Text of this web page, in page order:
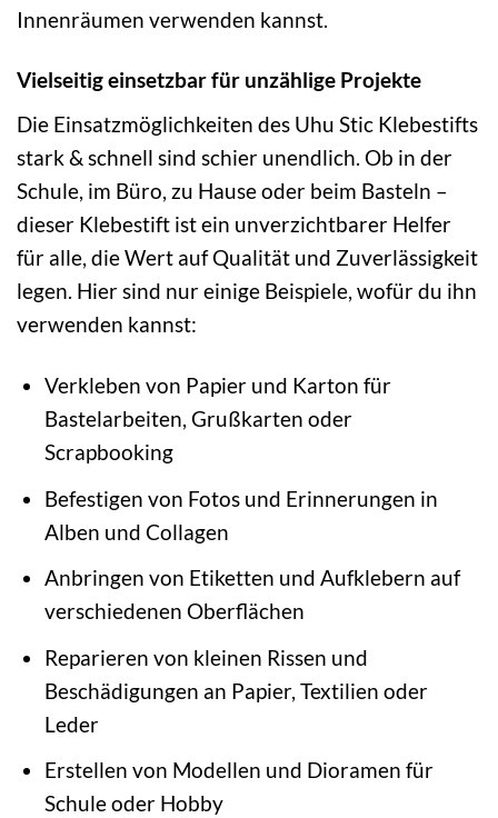
Innenräumen verwenden kannst.
Vielseitig einsetzbar für unzählige Projekte
Die Einsatzmöglichkeiten des Uhu Stic Klebestifts
stark & schnell sind schier unendlich. Ob in der
Schule, im Büro, zu Hause oder beim Basteln –
dieser Klebestift ist ein unverzichtbarer Helfer
für alle, die Wert auf Qualität und Zuverlässigkeit
legen. Hier sind nur einige Beispiele, wofür du ihn
verwenden kannst:
Verkleben von Papier und Karton für
Bastelarbeiten, Grußkarten oder
Scrapbooking
Befestigen von Fotos und Erinnerungen in
Alben und Collagen
Anbringen von Etiketten und Aufklebern auf
verschiedenen Oberflächen
Reparieren von kleinen Rissen und
Beschädigungen an Papier, Textilien oder
Leder
Erstellen von Modellen und Dioramen für
Schule oder Hobby